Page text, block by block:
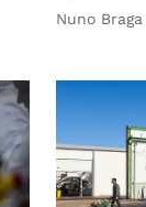
Nuno Braga